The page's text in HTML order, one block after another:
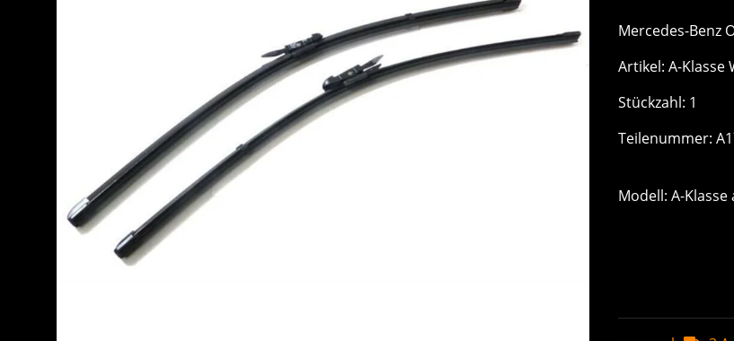
Mercedes-Benz
Artikel: A-
Stückzahl: 1
Teilenummer:
Modell: A-